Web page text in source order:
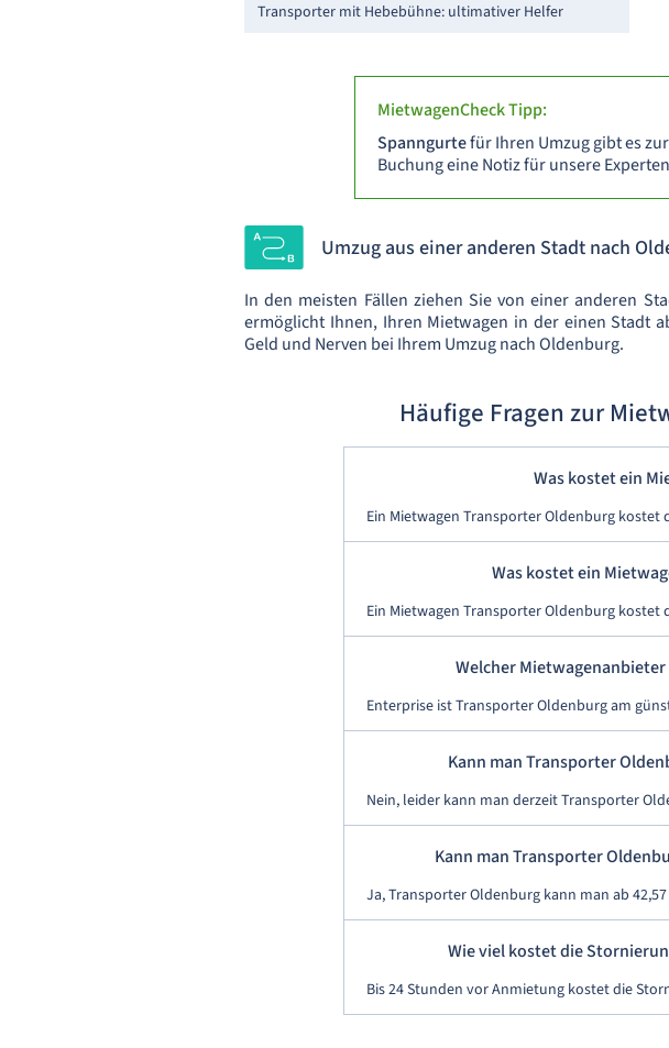
Transporter mit Hebebühne: ultimativer Helfer
MietwagenCheck Tipp:
Spanngurtefür Ihren Umzug gibt es
Buchung eine Notiz für unsere
Umzug aus einer anderen Stadt nach
In den meisten Fällen ziehen Sie von einer anderen
ermöglicht Ihnen, Ihren Mietwagen in der einen Stadt
Geld und Nerven bei Ihrem Umzug nach Oldenburg.
Häufige Fragen zur
Was kostet ein
Ein Mietwagen Transporter Oldenburg kostet
Was kostet ein
Ein Mietwagen Transporter Oldenburg kostet
Welcher
Enterprise ist Transporter Oldenburg am
Kann man Transporter
Nein, leider kann man derzeit Transporter
Kann man Transporter
Ja, Transporter Oldenburg kann man ab
Wie viel kostet die
Bis 24 Stunden vor Anmietung kostet die